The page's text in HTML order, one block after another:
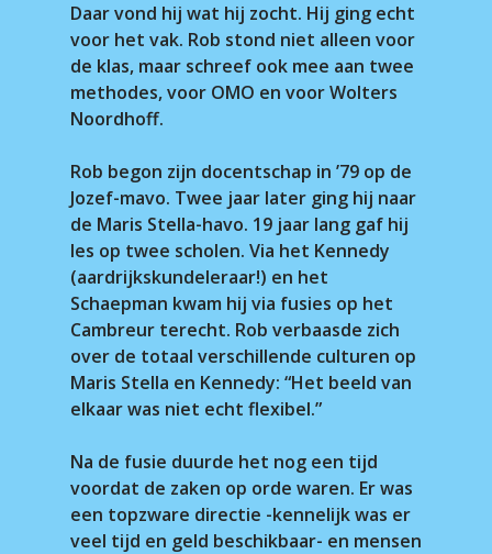
Daar vond hij wat hij zocht. Hij ging echt
voor het vak. Rob stond niet alleen voor
de klas, maar schreef ook mee aan twee
methodes, voor OMO en voor Wolters
Noordhoff.
Rob begon zijn docentschap in ’79 op de
Jozef-mavo. Twee jaar later ging hij naar
de Maris Stella-havo. 19 jaar lang gaf hij
les op twee scholen. Via het Kennedy
(aardrijkskundeleraar!) en het
Schaepman kwam hij via fusies op het
Cambreur terecht. Rob verbaasde zich
over de totaal verschillende culturen op
Maris Stella en Kennedy: “Het beeld van
elkaar was niet echt flexibel.”
Na de fusie duurde het nog een tijd
voordat de zaken op orde waren. Er was
een topzware directie -kennelijk was er
veel tijd en geld beschikbaar- en mensen